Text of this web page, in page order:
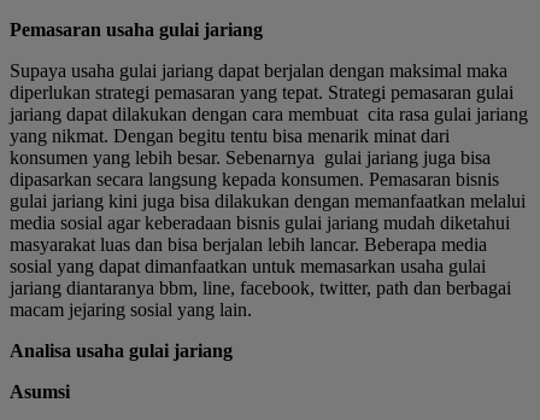
Pemasaran usaha gulai jariang
Supaya usaha gulai jariang dapat berjalan dengan maksimal maka
diperlukan strategi pemasaran yang tepat. Strategi pemasaran gulai
jariang dapat dilakukan dengan cara membuat cita rasa gulai jariang
yang nikmat. Dengan begitu tentu bisa menarik minat dari
konsumen yang lebih besar. Sebenarnya gulai jariang juga bisa
dipasarkan secara langsung kepada konsumen. Pemasaran bisnis
gulai jariang kini juga bisa dilakukan dengan memanfaatkan melalui
media sosial agar keberadaan bisnis gulai jariang mudah diketahui
masyarakat luas dan bisa berjalan lebih lancar. Beberapa media
sosial yang dapat dimanfaatkan untuk memasarkan usaha gulai
jariang diantaranya bbm, line, facebook, twitter, path dan berbagai
macam jejaring sosial yang lain.
Analisa usaha gulai jariang
Asumsi